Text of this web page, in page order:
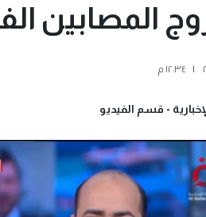
المصابين
| ١٢:٣٤ م
- قسم الفيديو